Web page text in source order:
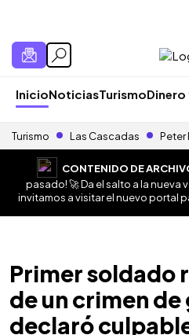
InicioNoticiasTurismo
Turismo Las Cascadas Peter
CONTENIDO DE
pasado! 🚀 Da el salto a la nueva
invitamos a visitar el nuevo portal
Primer soldado
de un crimen de
declaró